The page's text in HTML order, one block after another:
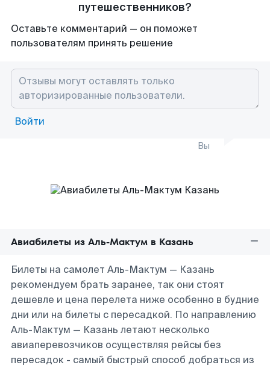
путешественников?
Оставьте комментарий — он поможет
пользователям принять решение
Войти
Вы
Авиабилеты из Аль-Мактум в Казань
Билеты на самолет Аль-Мактум — Казань
рекомендуем брать заранее, так они стоят
дешевле и цена перелета ниже особенно в будние
дни или на билеты с пересадкой. По направлению
Аль-Мактум — Казань летают несколько
авиаперевозчиков осуществляя рейсы без
пересадок - самый быстрый способ добраться из